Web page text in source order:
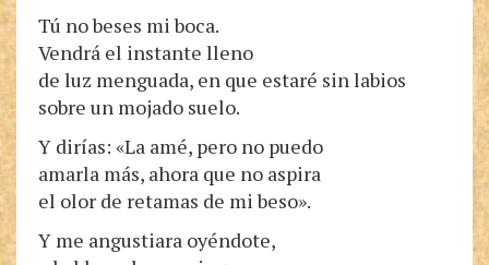
Tú no beses mi boca.
Vendrá el instante lleno
de luz menguada, en que estaré sin labios
sobre un mojado suelo.
Y dirías: «La amé, pero no puedo
amarla más, ahora que no aspira
el olor de retamas de mi beso».
Y me angustiara oyéndote,